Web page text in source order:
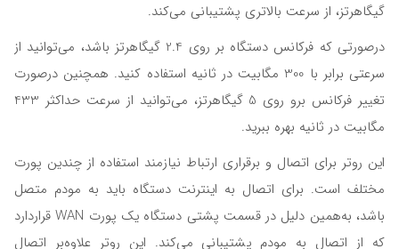
گیگاهرتز، از سرعت بالاتری پشتیبانی می‌کند.
درصورتی که فرکانس دستگاه بر روی 2.4 گیگاهرتز باشد، می‌توانید از
سرعتی برابر با 300 مگابیت در ثانیه استفاده کنید. همچنین درصورت
تغییر فرکانس برو روی 5 گیگاهرتز، می‌توانید از سرعت حداکثر 433
مگابیت در ثانیه بهره ببرید.
این روتر برای اتصال و برقراری ارتباط نیازمند استفاده از چندین پورت
مختلف است. برای اتصال به اینترنت دستگاه باید به مودم متصل
باشد، به‌همین دلیل در قسمت پشتی دستگاه یک پورت WAN قراردارد
که از اتصال به مودم پشتیبانی می‌کند. این روتر علاوه‌بر اتصال